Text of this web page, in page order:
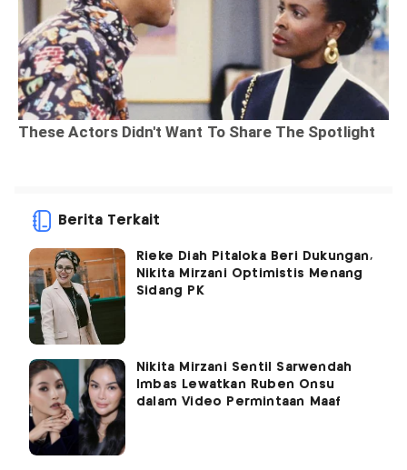
Berita Terkait
Rieke Diah Pitaloka Beri Dukungan,
Nikita Mirzani Optimistis Menang
Sidang PK
Nikita Mirzani Sentil Sarwendah
Imbas Lewatkan Ruben Onsu
dalam Video Permintaan Maaf